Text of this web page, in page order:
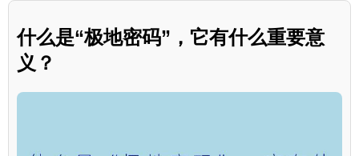
什么是“极地密码”，它有什么重要意
义？